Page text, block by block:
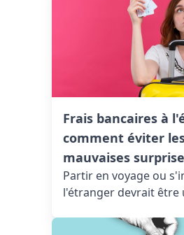
Frais bancaires à
comment éviter
mauvaises
Partir en voyage ou
l'étranger devrait être